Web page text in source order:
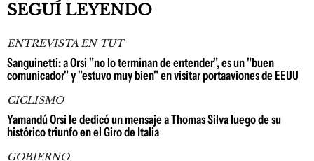
SEGUÍ LEYENDO
ENTREVISTA EN TUT
Sanguinetti: a Orsi "no lo terminan de entender", es un "buen
comunicador" y "estuvo muy bien" en visitar portaaviones de EEUU
CICLISMO
Yamandú Orsi le dedicó un mensaje a Thomas Silva luego de su
histórico triunfo en el Giro de Italia
GOBIERNO